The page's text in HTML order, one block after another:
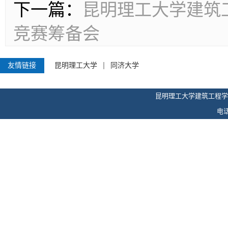
下一篇：
昆明理工大学建
竞赛筹备会
友情链接 昆明理工大学 同济大学
昆明理工大学建筑工程
电